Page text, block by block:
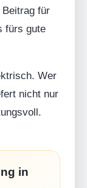
für
fürs gute
Wer
nicht nur
in